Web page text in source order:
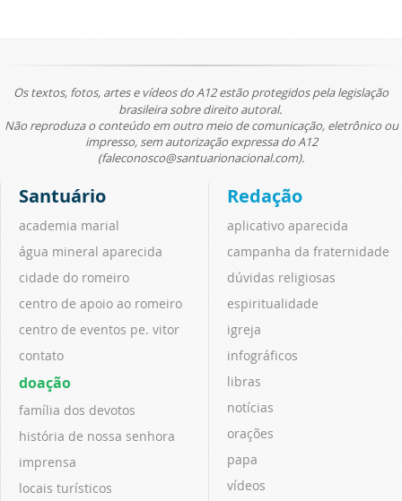
Os textos, fotos, artes e vídeos do A12 estão protegidos pela legislação
brasileira sobre direito autoral.
Não reproduza o conteúdo em outro meio de comunicação, eletrônico ou
impresso, sem autorização expressa do A12
(faleconosco@santuarionacional.com).
Santuário
academia marial
água mineral aparecida
cidade do romeiro
centro de apoio ao romeiro
centro de eventos pe. vitor
contato
doação
família dos devotos
história de nossa senhora
imprensa
locais turísticos
Redação
aplicativo aparecida
campanha da fraternidade
dúvidas religiosas
espiritualidade
igreja
infográficos
libras
notícias
orações
papa
vídeos